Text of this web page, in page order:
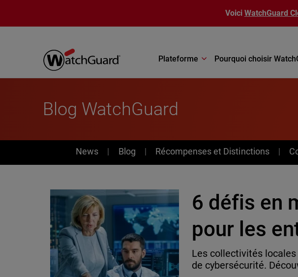
Voici WatchGuard
Plateforme Pourquoi choisir
Blog WatchGuard
News
News Blog Récompenses et Distinctions
6 défis en
pour les
Les collectivités
de cybersécurité.